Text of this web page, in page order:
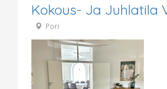
Kokous- Ja Juhlatila
Pori